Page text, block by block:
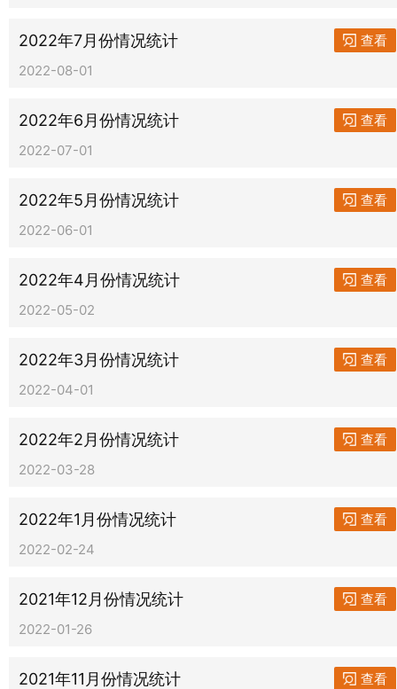
2022年7月份情况统计
2022-08-01
查看
2022年6月份情况统计
2022-07-01
查看
2022年5月份情况统计
2022-06-01
查看
2022年4月份情况统计
2022-05-02
查看
2022年3月份情况统计
2022-04-01
查看
2022年2月份情况统计
2022-03-28
查看
2022年1月份情况统计
2022-02-24
查看
2021年12月份情况统计
2022-01-26
查看
2021年11月份情况统计 查看